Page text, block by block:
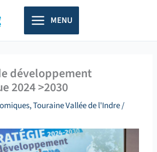
MENU
développement
2024 >2030
,Touraine Vallée de l'Indre/